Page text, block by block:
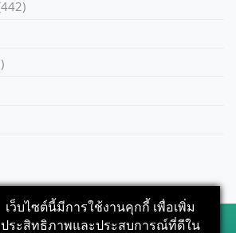
(442)
(380)
เว็บไซต์นี้มีการใช้งานคุกกี้ เพื่อเพิ่ม
ประสิทธิภาพและประสบการณ์ที่ดีใน